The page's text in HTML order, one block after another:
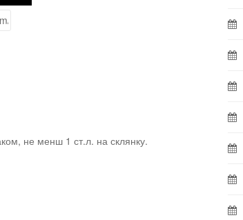
не менш 1 ст.л. на склянку.